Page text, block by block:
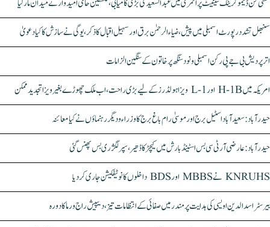
مشی گن ڈیموکریٹک سینیٹ پرائمری میں عبدالسعید کی بڑی کامیابی، فلسطین حامی امیدوار نے میدان مار لیا
سنبھل تشدد رپورٹ اسمبلی میں پیش، ضیاء الرحمٰن برق اور سہیل اقبال کا ذکر، یوگی نے سازش کا کیا دعویٰ
اتر پردیش بی جے پی رکن اسمبلی ونود سنگھ پر خاتون کے سنگین الزامات
امریکہ میں H-1B اور L-1 ویزا ہولڈرز کے لیے بڑی راحت، اب ملک چھوڑے بغیر ویزا تجدید ممکن
حیدرآباد: سعیدآباد اسٹیل برج اور موسیٰ رام باغ برج کا وزراء و دیگر رہنماؤں نے کیا معائنہ
حیدرآباد: عارضی آر ٹی سی بس اسٹینڈ بارش میں کیچڑ کا ڈھیر، سپر لگژری بس پھنس گئی
KNRUHS نے MBBS اور BDS داخلوں کا نوٹیفکیشن جاری کر دیا
بیرسٹر اسدالدین اویسی کی ہدایت پر مندر میں صفائی کے انتظامات تیز، دیپیش راج ورما کا دورہ